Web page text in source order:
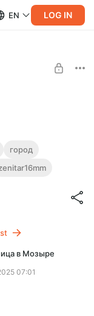
EN LOG IN
из
подчеркивая
город
в Мозыре
07:01